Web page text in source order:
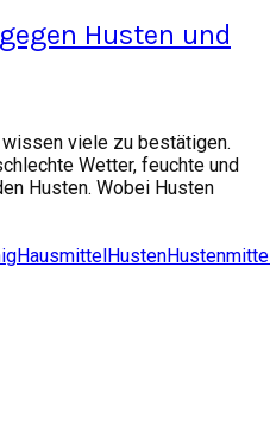
Husten und
viele zu bestätigen.
Wetter, feuchte und
Husten. Wobei Husten
HausmittelHusten